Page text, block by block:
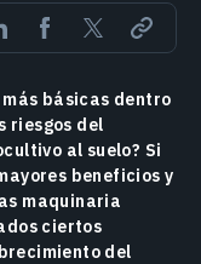
básicas dentro
riesgos del
al suelo? Si
beneficios y
maquinaria
ciertos
del